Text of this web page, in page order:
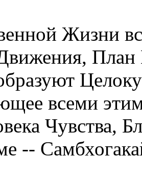
Жизни
План
всеми
Чувства,
--